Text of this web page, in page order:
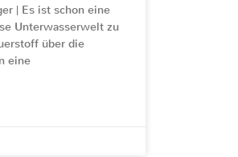
| Es ist schon eine
Unterwasserwelt zu
über die
eine